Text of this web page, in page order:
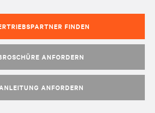
FINDEN
ANFORDERN
ANFORDERN